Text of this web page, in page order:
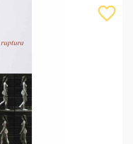
favorite_border